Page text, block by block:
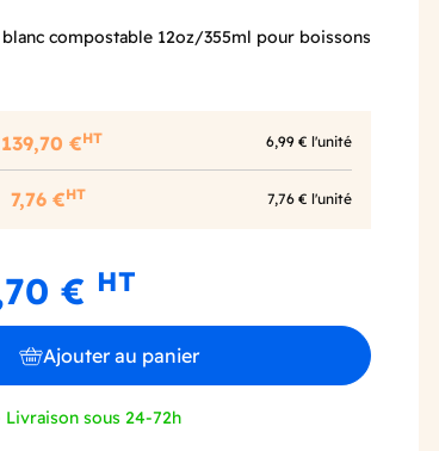
compostable 12oz/355ml pour boissons
139,70 €HT 6,99 € l'unité
7,76 €HT 7,76 € l'unité
€ HT
Ajouter au panier
Livraison sous 24-72h